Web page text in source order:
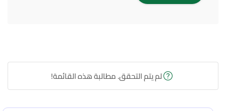
لم يتم التحقق. مطالبة هذه القائمة!